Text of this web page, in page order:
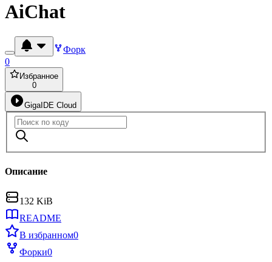
AiChat
Форк
0
Избранное
0
GigaIDE Cloud
Описание
132 KiB
README
В избранном0
Форки0